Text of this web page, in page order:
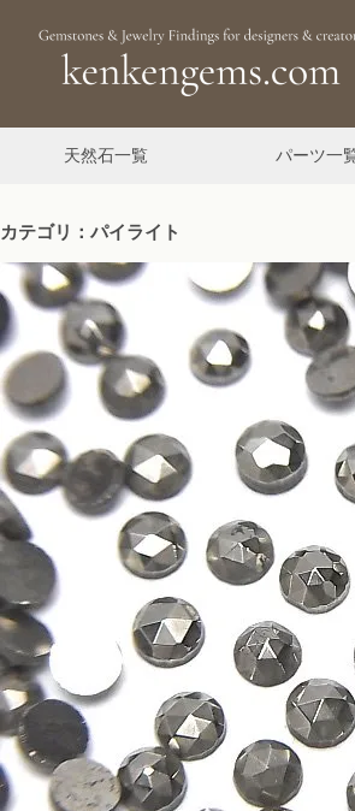
天然石一覧 パーツ一
カテゴリ：パイライト